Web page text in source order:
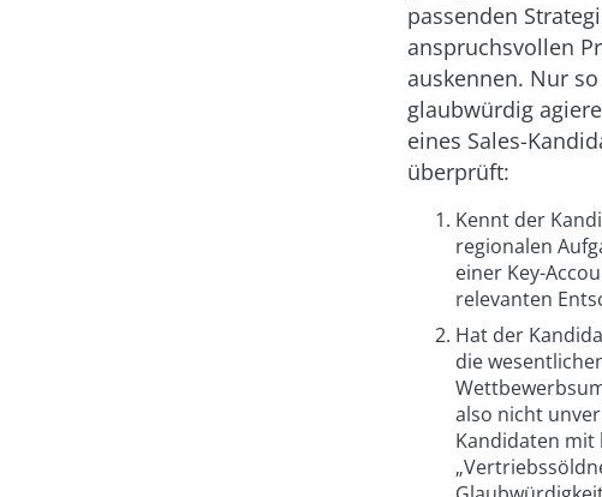
passenden
anspruchsvollen
auskennen. Nur
glaubwürdig
eines Sales-
überprüft:
Kennt der
regionalen
einer Key-
relevanten
Hat der
die
also nicht
Kandidaten mit